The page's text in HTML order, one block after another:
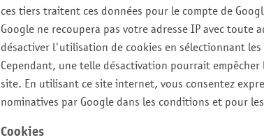
ces tiers traitent ces données pour le compte de
Google ne recoupera pas votre adresse IP avec toute
désactiver l'utilisation de cookies en sélectionnant
Cependant, une telle désactivation pourrait
site. En utilisant ce site internet, vous consentez
nominatives par Google dans les conditions et pour
Cookies